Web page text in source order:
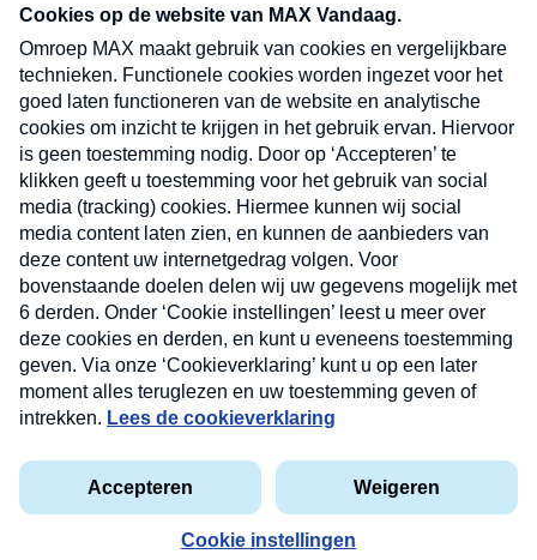
nieuwsbrief. Elke vrijdag- en dinsdagochtend in
uw mailbox.
Verzend
Privacyverklaring
Cookieverklaring
Kwetsbaarheid melden
Copyright © 2026 MAX Vandaag - Omroep MAX
Nieuwsbrief
Neem hier een gratis abonnement op onze
nieuwsbrief. Elke vrijdag- en dinsdagochtend in uw